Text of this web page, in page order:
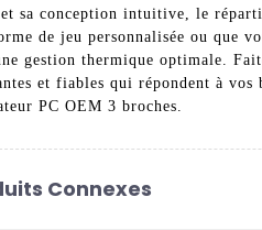
sa conception intuitive, le
de jeu personnalisée ou que
gestion thermique optimale.
et fiables qui répondent à vos
PC OEM 3 broches.
Connexes